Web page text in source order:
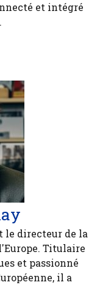
et intégré
le directeur de la
Titulaire
et passionné
il a